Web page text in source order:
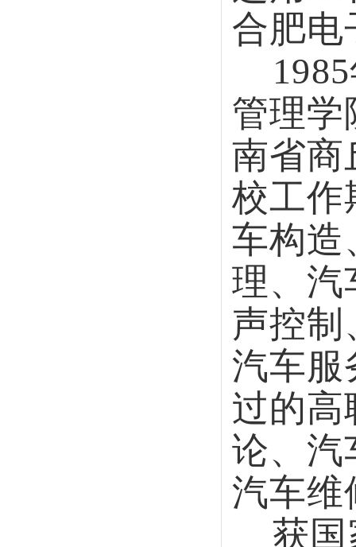
理、汽车
声控制、
汽车服务
过的高职
论、汽车
汽车维修
获国家
2023年获
荣誉称号
目研究工
高校工作
项，申报
水平专业
部；发表
（编辑/